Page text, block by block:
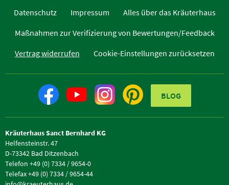
Datenschutz
Impressum
Alles über das Kräuterhaus
Maßnahmen zur Verifizierung von Bewertungen/Feedback
Vertrag widerrufen
Cookie-Einstellungen zurücksetzen
BLOG
Kräuterhaus Sanct Bernhard KG
Helfensteinstr. 47
D-73342 Bad Ditzenbach
Telefon +49 (0) 7334 / 9654-0
Telefax +49 (0) 7334 / 9654-44